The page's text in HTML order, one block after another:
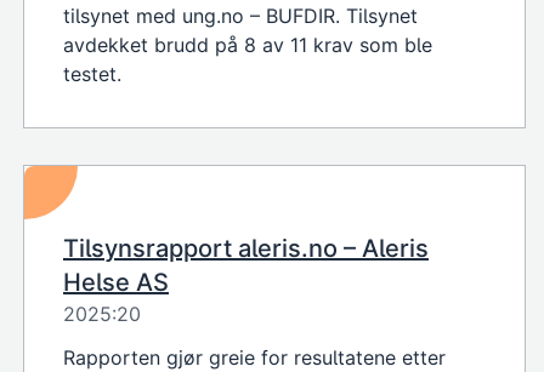
tilsynet med ung.no – BUFDIR. Tilsynet
avdekket brudd på 8 av 11 krav som ble
testet.
Tilsynsrapport aleris.no – Aleris
Helse AS
2025:20
Rapporten gjør greie for resultatene etter